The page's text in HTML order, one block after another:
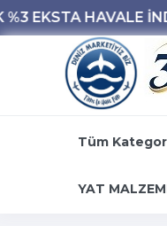
Tüm
YAT